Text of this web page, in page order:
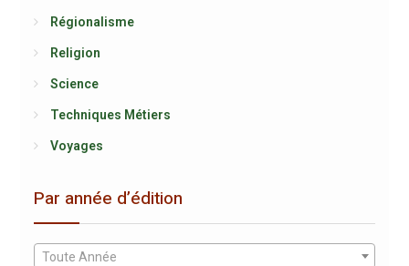
Régionalisme
Religion
Science
Techniques Métiers
Voyages
Par année d’édition
Toute Année